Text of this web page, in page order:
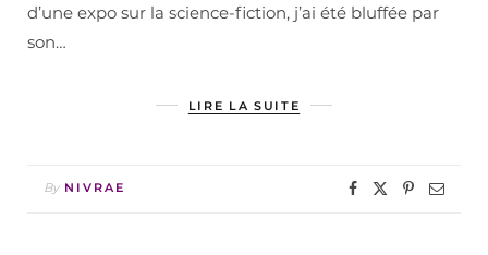
d’une expo sur la science-fiction, j’ai été bluffée par
son…
LIRE LA SUITE
By NIVRAE